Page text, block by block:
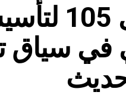
في سياق